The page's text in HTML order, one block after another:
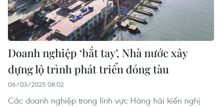
Doanh nghiệp ‘bắt tay’, Nhà nước xây
dựng lộ trình phát triển đóng tàu
06/03/2025 08:02
Các doanh nghiệp trong lĩnh vực Hàng hải kiến nghị